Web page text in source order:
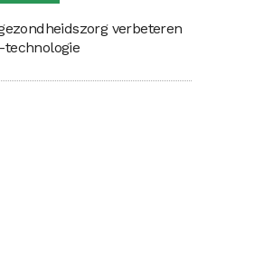
verbeteren
technologie